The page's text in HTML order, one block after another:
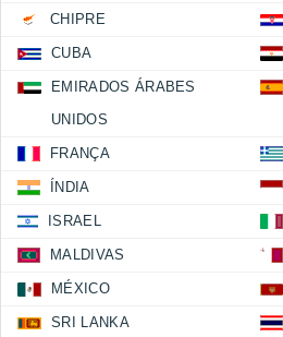
CHIPRE
CUBA
EMIRADOS ÁRABES
UNIDOS
FRANÇA
ÍNDIA
ISRAEL
MALDIVAS
MÉXICO
SRI LANKA